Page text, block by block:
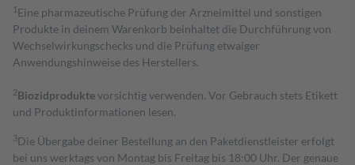
1 Eine pharmazeutische Prüfung der Arzneimittel und sonstigen
Produkte in deinem Warenkorb beinhaltet die Durchführung von
Wechselwirkungschecks und die Prüfung etwaiger
Anwendungshinweise des Herstellers.
2Biozidproduktevorsichtig verwenden. Vor Gebrauch stets Etikett
und Produktinformationen lesen.
3Die Übergabe deiner Bestellung an den Paketdienstleister erfolgt
bei uns werktags von Montag bis Freitag bis 18:00 Uhr. Der genaue